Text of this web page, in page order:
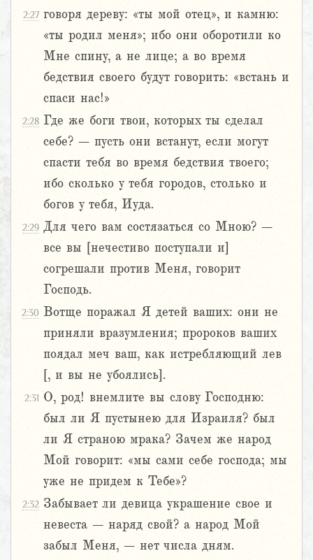
2:27 говоря дереву: «ты мой отец», и камню:
«ты родил меня»; ибо они оборотили ко
Мне спину, а не лице; а во время
бедствия своего будут говорить: «встань и
спаси нас!»
2:28 Где же боги твои, которых ты сделал
себе? – пусть они встанут, если могут
спасти тебя во время бедствия твоего;
ибо сколько у тебя городов, столько и
богов у тебя, Иуда.
2:29 Для чего вам состязаться со Мною? –
все вы [нечестиво поступали и]
согрешали против Меня, говорит
Господь.
2:30 Вотще поражал Я детей ваших: они не
приняли вразумления; пророков ваших
поядал меч ваш, как истребляющий лев
[, и вы не убоялись].
2:31 О, род! внемлите вы слову Господню:
был ли Я пустынею для Израиля? был
ли Я страною мрака? Зачем же народ
Мой говорит: «мы сами себе господа; мы
уже не придем к Тебе»?
2:32 Забывает ли девица украшение свое и
невеста – наряд свой? а народ Мой
забыл Меня, – нет числа дням.